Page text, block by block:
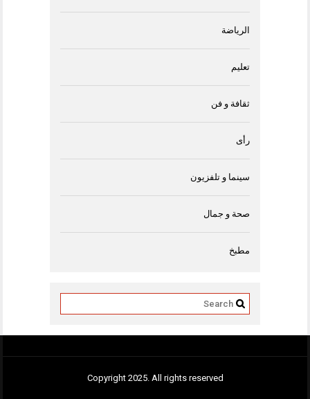
الرياضة
تعليم
ثقافة و فن
رأى
سينما و تلفزيون
صحة و جمال
مطبخ
Copyright 2025. All rights reserved